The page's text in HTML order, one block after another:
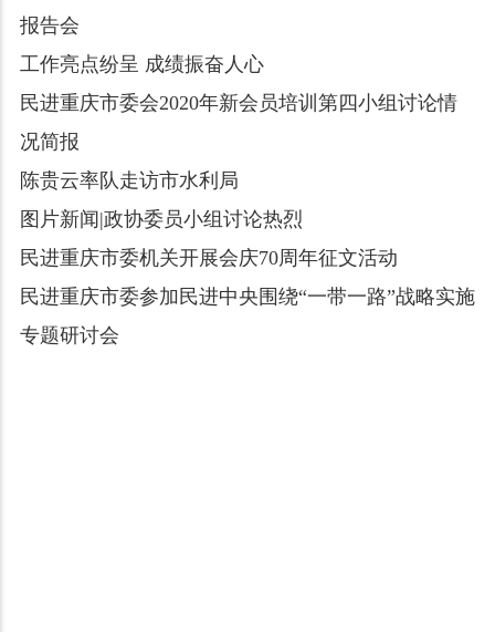
报告会
工作亮点纷呈 成绩振奋人心
民进重庆市委会2020年新会员培训第四小组讨论情
况简报
陈贵云率队走访市水利局
图片新闻|政协委员小组讨论热烈
民进重庆市委机关开展会庆70周年征文活动
民进重庆市委参加民进中央围绕“一带一路”战略实施
专题研讨会